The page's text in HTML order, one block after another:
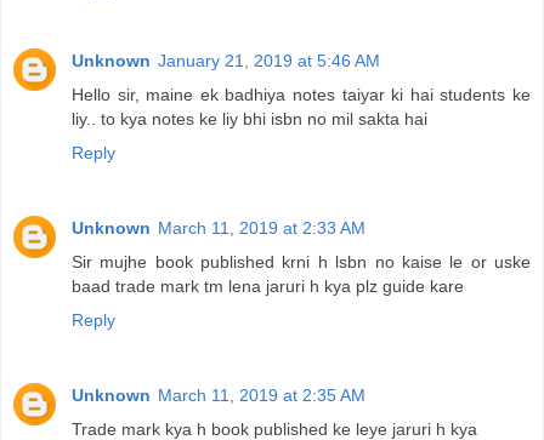
Unknown January 21, 2019 at 5:46 AM
Hello sir, maine ek badhiya notes taiyar ki hai students ke
liy.. to kya notes ke liy bhi isbn no mil sakta hai
Reply
Unknown March 11, 2019 at 2:33 AM
Sir mujhe book published krni h lsbn no kaise le or uske
baad trade mark tm lena jaruri h kya plz guide kare
Reply
Unknown March 11, 2019 at 2:35 AM
Trade mark kya h book published ke leye jaruri h kya